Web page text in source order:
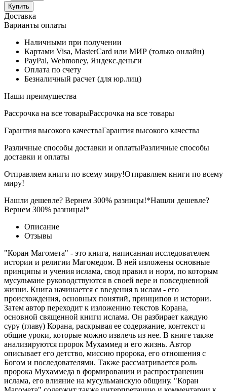
Купить
Доставка
Варианты оплаты
Наличными при получении
Картами Visa, MasterCard или МИР (только онлайн)
PayPal, Webmoney, Яндекс.деньги
Оплата по счету
Безналичный расчет (для юр.лиц)
Наши преимущества
Рассрочка на все товарыРассрочка на все товары
Гарантия высокого качестваГарантия высокого качества
Различные способы доставки и оплатыРазличные способы
доставки и оплаты
Отправляем книги по всему миру!Отправляем книги по всему
миру!
Нашли дешевле? Вернем 300% разницы!*Нашли дешевле?
Вернем 300% разницы!*
Описание
Отзывы
"Коран Магомета" - это книга, написанная исследователем
истории и религии Магомедом. В ней изложены основные
принципы и учения ислама, свод правил и норм, по которым
мусульмане руководствуются в своей вере и повседневной
жизни. Книга начинается с введения в ислам - его
происхождения, основных понятий, принципов и истории.
Затем автор переходит к изложению текстов Корана,
основной священной книги ислама. Он разбирает каждую
суру (главу) Корана, раскрывая ее содержание, контекст и
общие уроки, которые можно извлечь из нее. В книге также
анализируются пророк Мухаммед и его жизнь. Автор
описывает его детство, миссию пророка, его отношения с
Богом и последователями. Также рассматривается роль
пророка Мухаммеда в формировании и распространении
ислама, его влияние на мусульманскую общину. "Коран